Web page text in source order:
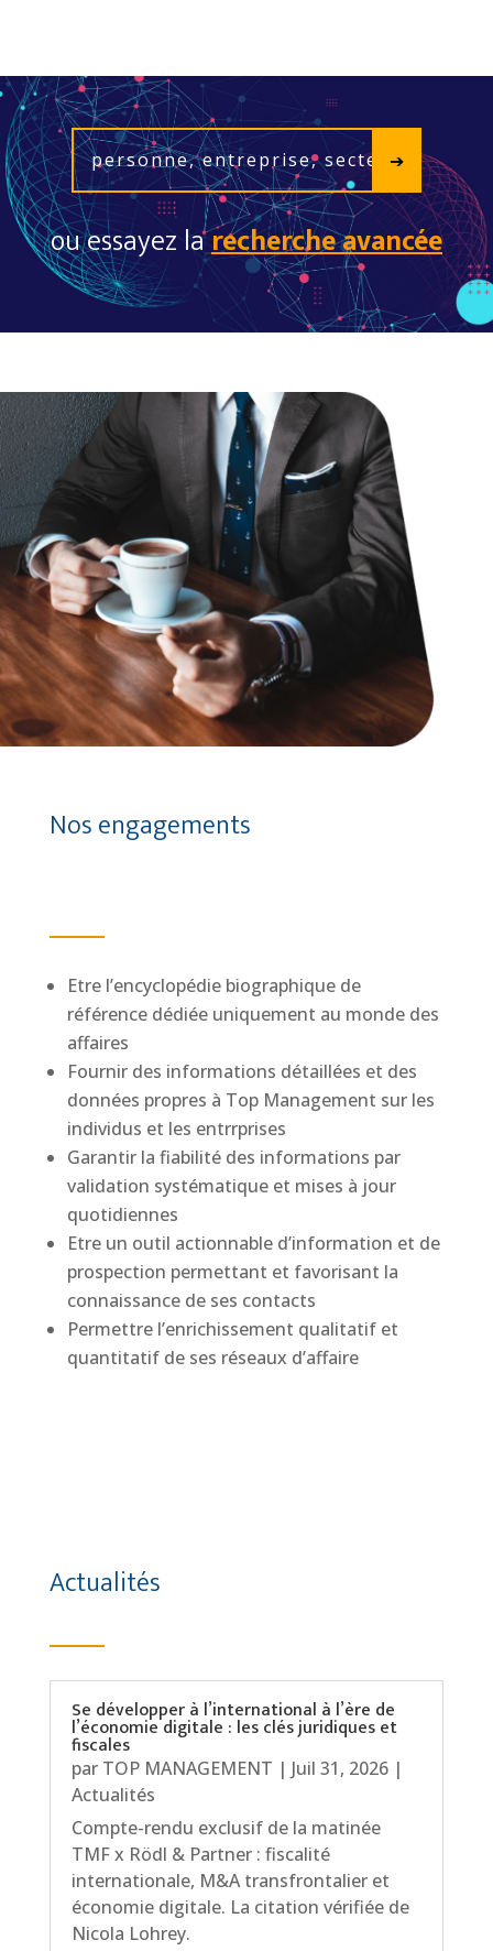
ou essayez larecherche avancée
Nos engagements
Etre l’encyclopédie biographique de
référence dédiée uniquement au monde des
affaires
Fournir des informations détaillées et des
données propres à Top Management sur les
individus et les entrrprises
Garantir la fiabilité des informations par
validation systématique et mises à jour
quotidiennes
Etre un outil actionnable d’information et de
prospection permettant et favorisant la
connaissance de ses contacts
Permettre l’enrichissement qualitatif et
quantitatif de ses réseaux d’affaire
Actualités
Se développer à l’international à l’ère de
l’économie digitale : les clés juridiques et
fiscales
par TOP MANAGEMENT | Juil 31, 2026|
Actualités
Compte-rendu exclusif de la matinée
TMF x Rödl & Partner : fiscalité
internationale, M&A transfrontalier et
économie digitale. La citation vérifiée de
Nicola Lohrey.